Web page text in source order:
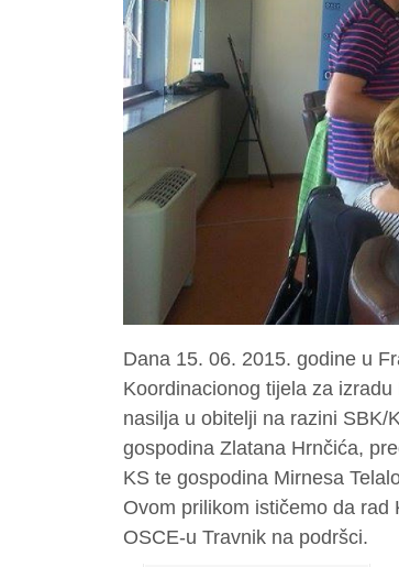
Dana 15. 06. 2015. godine u
Koordinacionog tijela za
nasilja u obitelji na razini SBK/
gospodina Zlatana Hrnčića,
KS te gospodina Mirnesa
Ovom prilikom ističemo da
OSCE-u Travnik na podršci.